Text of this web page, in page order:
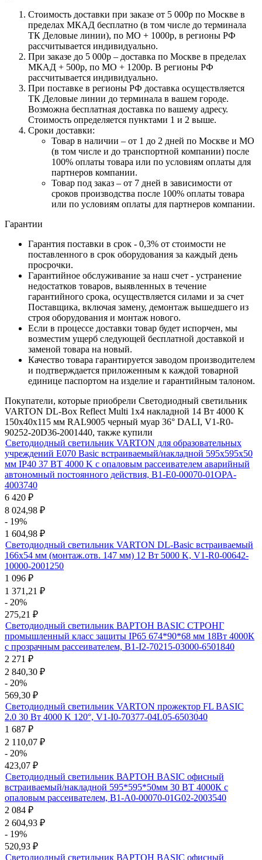
Стоимость доставки при заказе от 5 000р по Москве в
пределах МКАД бесплатно (в том числе до терминала
ТК Деловые линии), по МО + 1000р, в регионы РФ
рассчитывается индивидуально.
При заказе до 5 000р – доставка по Москве в пределах
МКАД + 500р, по МО + 1200р. В регионы РФ
рассчитывается индивидуально.
При поставке в регионы РФ доставка осуществляется
ТК Деловые линии до терминала в вашем городе.
Возможна бесплатная доставка по вашему адресу.
Стоимость определяется пунктами 1 и 2 выше.
Сроки доставки:
Товар в наличии – от 1 до 2 дней по Москве и МО
(в том числе и до транспортной компании) после
100% оплаты товара или по условиям оплаты для
партнеров компании.
Товар под заказ – от 7 дней в зависимости от
сроков производства после 100% оплаты товара
или по условиям оплаты для партнеров компании.
Гарантии
Гарантия поставки в срок - 0,3% от стоимости не
поставленного в срок оборудования за каждый день
просрочки.
Гарантийное обслуживание за наш счет - устранение
недостатков товаров, выявленных в течение
гарантийного срока, осуществляется силами и за счет
Поставщика, включая замену, демонтаж вышедшего из
строя оборудования и монтаж нового.
Если в процессе доставки товар будет испорчен, мы
возместим ущерб следующей бесплатной доставкой и
заменой товара на новый.
Качество товара гарантируется заводом производителем
и подтверждается приложенным к каждой товарной
единице паспортом на изделие и гарантийным талоном.
Покупатели, которые приобрели Светодиодный светильник
VARTON DL-Box Reflect Multi 1x4 накладной 14 Вт 4000 К
150х40х115 мм RAL9005 черный муар 36° DALI, V1-R0-
90252-20D36-2001440, также купили
Светодиодный светильник VARTON для образовательных
учреждений E070 Basic встраиваемый/накладной 595х595х50
мм IP40 37 ВТ 4000 K с опаловым рассеивателем аварийный
автономный постоянного действия, B1-E0-00070-01OPA-
4003740
6 420 ₽
8 024,98 ₽
- 19%
1 604,98 ₽
Светодиодный светильник VARTON DL-Basic встраиваемый
166х54 мм (монтаж.отв. 147 мм) 12 Вт 5000 K, V1-R0-00642-
10000-2001250
1 096 ₽
1 371,21 ₽
- 20%
275,21 ₽
Светодиодный светильник ВАРТОН BASIC СТРОНГ
промышленный класс защиты IP65 674*90*68 мм 18Вт 4000К
с прозрачным рассеивателем, B1-I2-70215-03000-6501840
2 271 ₽
2 840,30 ₽
- 20%
569,30 ₽
Светодиодный светильник VARTON прожектор FL BASIC
2.0 30 Вт 4000 K 120°, V1-I0-70377-04L05-6503040
1 687 ₽
2 110,07 ₽
- 20%
423,07 ₽
Светодиодный светильник ВАРТОН BASIC офисный
встраиваемый/накладной 595*595*50мм 30 ВТ 4000К с
опаловым рассеивателем, B1-A0-00070-01G02-2003540
2 084 ₽
2 604,93 ₽
- 19%
520,93 ₽
Светодиодный светильник ВАРТОН BASIC офисный